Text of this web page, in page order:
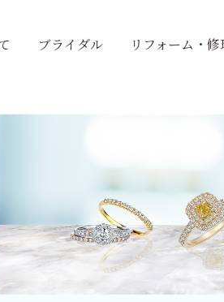
ブライダル リフォーム・修